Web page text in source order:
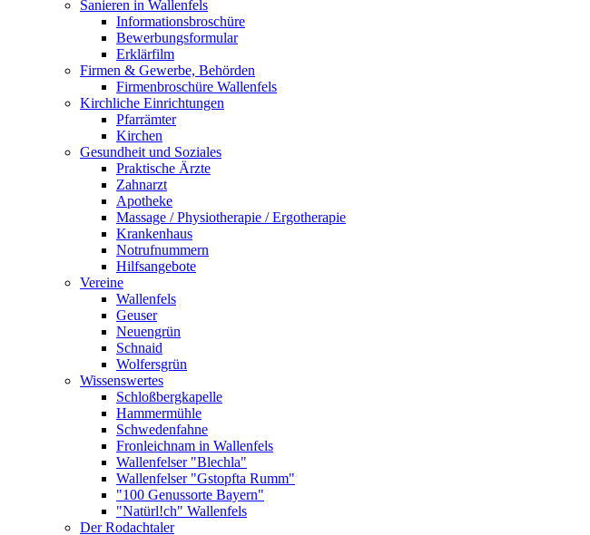
Sanieren in Wallenfels
Informationsbroschüre
Bewerbungsformular
Erklärfilm
Firmen & Gewerbe, Behörden
Firmenbroschüre Wallenfels
Kirchliche Einrichtungen
Pfarrämter
Kirchen
Gesundheit und Soziales
Praktische Ärzte
Zahnarzt
Apotheke
Massage / Physiotherapie / Ergotherapie
Krankenhaus
Notrufnummern
Hilfsangebote
Vereine
Wallenfels
Geuser
Neuengrün
Schnaid
Wolfersgrün
Wissenswertes
Schloßbergkapelle
Hammermühle
Schwedenfahne
Fronleichnam in Wallenfels
Wallenfelser "Blechla"
Wallenfelser "Gstopfta Rumm"
"100 Genussorte Bayern"
"Natürl!ch" Wallenfels
Der Rodachtaler